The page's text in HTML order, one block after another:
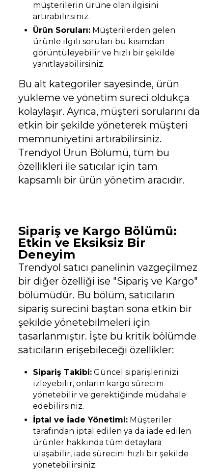
müşterilerin ürüne olan ilgisini
artırabilirsiniz.
Ürün Soruları: Müşterilerden gelen
ürünle ilgili soruları bu kısımdan
görüntüleyebilir ve hızlı bir şekilde
yanıtlayabilirsiniz.
Bu alt kategoriler sayesinde, ürün
yükleme ve yönetim süreci oldukça
kolaylaşır. Ayrıca, müşteri sorularını da
etkin bir şekilde yöneterek müşteri
memnuniyetini artırabilirsiniz.
Trendyol Ürün Bölümü, tüm bu
özellikleri ile satıcılar için tam
kapsamlı bir ürün yönetim aracıdır.
Sipariş ve Kargo Bölümü:
Etkin ve Eksiksiz Bir
Deneyim
Trendyol satıcı panelinin vazgeçilmez
bir diğer özelliği ise "Sipariş ve Kargo"
bölümüdür. Bu bölüm, satıcıların
sipariş sürecini baştan sona etkin bir
şekilde yönetebilmeleri için
tasarlanmıştır. İşte bu kritik bölümde
satıcıların erişebileceği özellikler:
Sipariş Takibi: Güncel siparişlerinizi
izleyebilir, onların kargo sürecini
yönetebilir ve gerektiğinde müdahale
edebilirsiniz.
İptal ve İade Yönetimi: Müşteriler
tarafından iptal edilen ya da iade edilen
ürünler hakkında tüm detaylara
ulaşabilir, iade sürecini hızlı bir şekilde
yönetebilirsiniz.